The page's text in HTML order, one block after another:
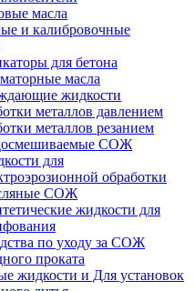
масла
и калибровочные
для бетона
масла
жидкости
металлов давлением
металлов резанием
СОЖ
для
обработки
СОЖ
жидкости для
по уходу за СОЖ
проката
жидкости и Для установок